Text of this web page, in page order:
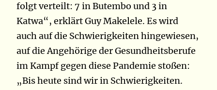
folgt verteilt: 7 in Butembo und 3 in
Katwa“, erklärt Guy Makelele. Es wird
auch auf die Schwierigkeiten hingewiesen,
auf die Angehörige der Gesundheitsberufe
im Kampf gegen diese Pandemie stoßen:
„Bis heute sind wir in Schwierigkeiten.